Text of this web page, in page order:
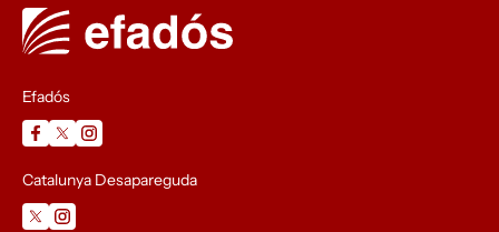
Efadós
Catalunya Desapareguda